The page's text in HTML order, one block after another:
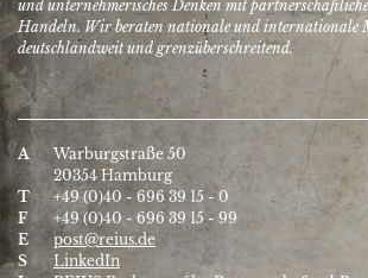
und unter­nehmerisches Denken mit
Handeln. Wir beraten nationale und inter­nationale
deutschlandweit und grenzüberschreitend.
A
Warburgstraße 50
20354 Hamburg
T
+49 (0)40 - 696 39 15 - 0
F
+49 (0)40 - 696 39 15 - 99
E
post@reius.de
S
LinkedIn